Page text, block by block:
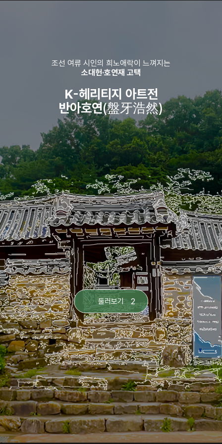
조선 여류 시인의 희노애락이 느껴지는
소대헌·호연재 고택
K-헤리티지 아트전
반아호연(盤牙浩然)
둘러보기 2
K-헤리티지 아트전
KR